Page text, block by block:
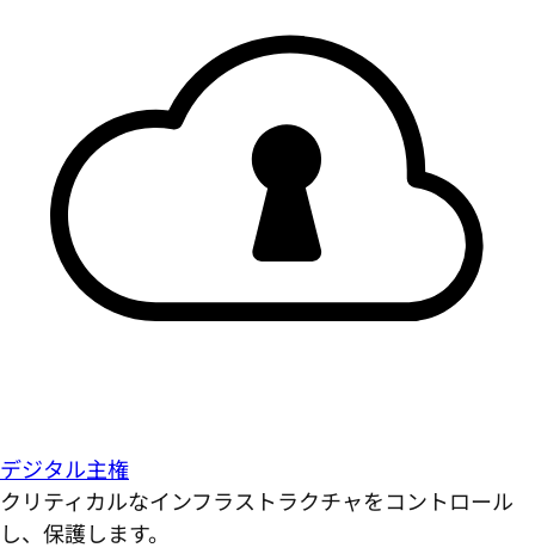
デジタル主権
クリティカルなインフラストラクチャをコントロール
し、保護します。